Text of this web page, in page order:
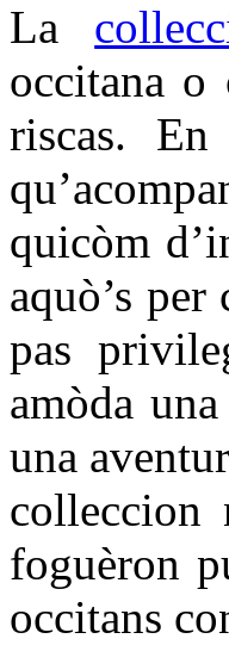
La
occitana o
riscas.
quicòm
aquò’s
pas
amòda
una
colleccion
foguèron
occitans